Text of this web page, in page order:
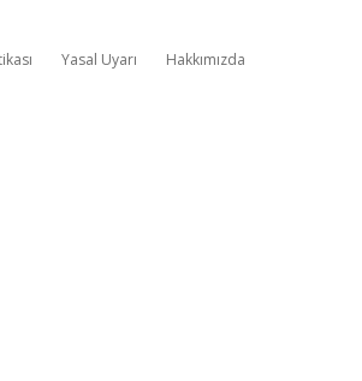
Yasal Uyarı Hakkımızda